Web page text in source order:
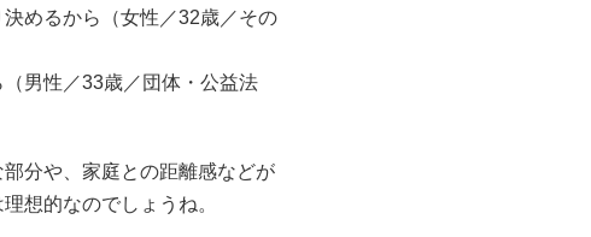
めるから（女性／32歳／その
男性／33歳／団体・公益法
分や、家庭との距離感などが
想的なのでしょうね。